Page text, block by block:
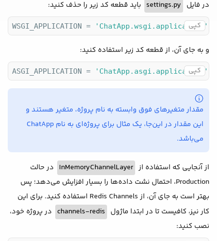
در فایل settings.py باید قطعه کد زیر را حذف کنید:
کپی WSGI_APPLICATION = 'ChatApp.wsgi.application'
و به جای آن، از قطعه کد زیر استفاده کنید:
کپی ASGI_APPLICATION = 'ChatApp.asgi.application'
مقدار متغیرهای فوق وابسته به نام پروژه، متغیر هستند و
این مقدار در این‌جا، یک مثال برای پروژه‌ای به نام ChatApp
می‌باشد.
از آنجایی که استفاده از InMemoryChannelLayer در حالت
Production، احتمال نشت داده‌ها را بسیار افزایش می‌دهد؛ پس
بهتر است به جای آن، از Redis Channels استفاده کنید. برای این
کار نیز، کافیست تا در ابتدا ماژول channels-redis در پروژه خود،
نصب کنید: